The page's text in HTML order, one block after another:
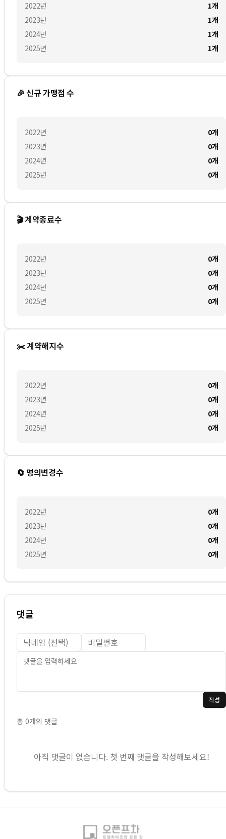
2022년
2023년
2024년
2025년
1개
1개
1개
1개
🎉 신규 가맹점 수
2022년
2023년
2024년
2025년
0개
0개
0개
0개
🎬 계약종료수
2022년
2023년
2024년
2025년
0개
0개
0개
0개
✂️ 계약해지수
2022년
2023년
2024년
2025년
0개
0개
0개
0개
🔄 명의변경수
2022년
2023년
2024년
2025년
0개
0개
0개
0개
댓글
작성
총 0개의 댓글
아직 댓글이 없습니다. 첫 번째 댓글을 작성해보세요!